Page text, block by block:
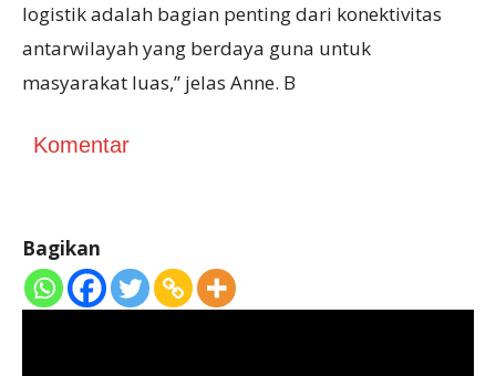
logistik adalah bagian penting dari konektivitas
antarwilayah yang berdaya guna untuk
masyarakat luas,” jelas Anne. B
Komentar
Bagikan